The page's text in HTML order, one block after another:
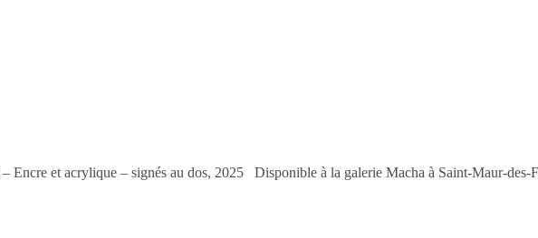
Encre et acrylique – signés au dos, 2025 Disponible à la galerie Macha à Saint-Maur-des-